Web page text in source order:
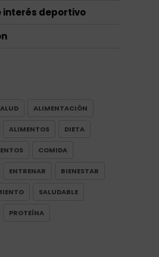
interés deportivo
ALIMENTACIÓN
ALIMENTOS DIETA
COMIDA
ENTRENAR BIENESTAR
SALUDABLE
PROTEÍNA